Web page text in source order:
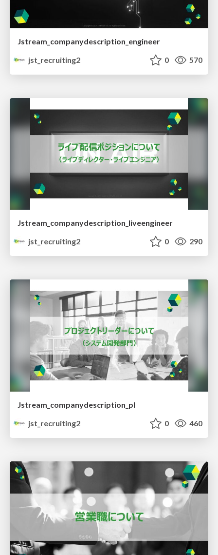
Jstream_companydescription_engineer
jst_recruiting2
0 570
Jstream_companydescription_liveengineer
jst_recruiting2
0 290
Jstream_companydescription_pl
jst_recruiting2
0 460